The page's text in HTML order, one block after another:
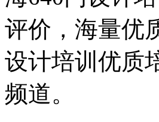
评价，海量优
设计培训优质
频道。